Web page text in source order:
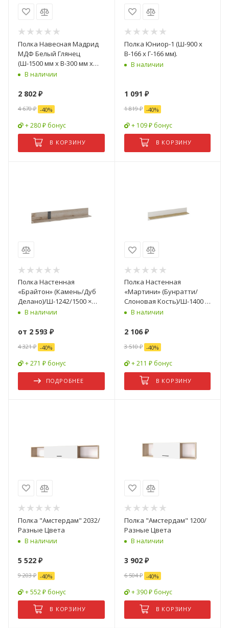
Полка Навесная Мадрид
МДФ Белый Глянец
(Ш-1500 мм x В-300 мм x
Г-216 мм)
В наличии
2 802 ₽
4 670₽ -40%
+ 280 ₽ бонус
В КОРЗИНУ
Полка Юниор-1 (Ш-900 x
В-166 x Г-166 мм).
В наличии
1 091 ₽
1 819₽ -40%
+ 109 ₽ бонус
В КОРЗИНУ
Полка Настенная
«Брайтон» (Камень/Дуб
Делано)/Ш-1242/1500 ×
В-240 × Г-176 мм
В наличии
от 2 593 ₽
4 321 ₽ -40%
+ 271 ₽ бонус
ПОДРОБНЕЕ
Полка Настенная
«Мартини» (Бунратти/
Слоновая Кость)/Ш-1400 ×
В-250 × Г-200 мм
В наличии
2 106₽
3 510₽ -40%
+ 211 ₽ бонус
В КОРЗИНУ
Полка "Амстердам" 2032/
Разные Цвета
В наличии
5 522 ₽
9 203₽ -40%
+ 552 ₽ бонус
В КОРЗИНУ
Полка "Амстердам" 1200/
Разные Цвета
В наличии
3 902₽
6 504₽ -40%
+ 390 ₽ бонус
В КОРЗИНУ